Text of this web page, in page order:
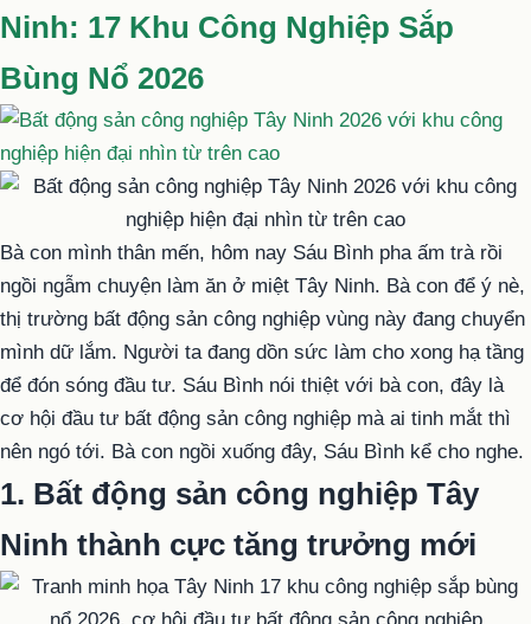
Ninh: 17 Khu Công Nghiệp Sắp
Bùng Nổ 2026
Bà con mình thân mến, hôm nay Sáu Bình pha ấm trà rồi
ngồi ngẫm chuyện làm ăn ở miệt Tây Ninh. Bà con để ý nè,
thị trường bất động sản công nghiệp vùng này đang chuyển
mình dữ lắm. Người ta đang dồn sức làm cho xong hạ tầng
để đón sóng đầu tư. Sáu Bình nói thiệt với bà con, đây là
cơ hội đầu tư bất động sản công nghiệp mà ai tinh mắt thì
nên ngó tới. Bà con ngồi xuống đây, Sáu Bình kể cho nghe.
1. Bất động sản công nghiệp Tây
Ninh thành cực tăng trưởng mới